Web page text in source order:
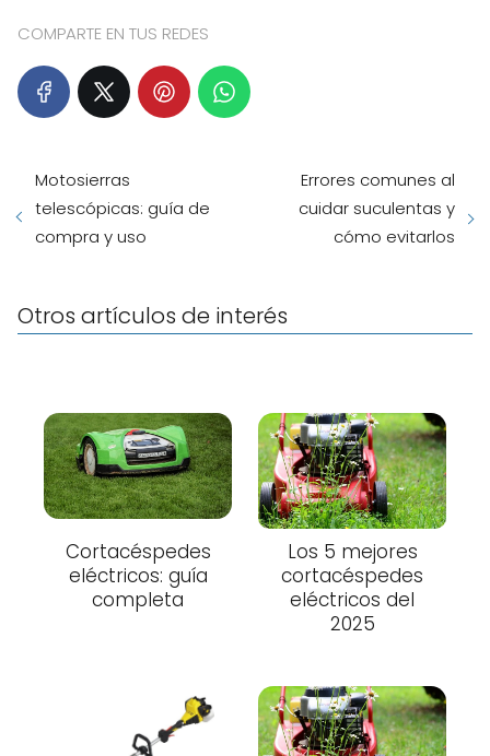
COMPARTE EN TUS REDES
Motosierras
telescópicas: guía de
compra y uso
Errores comunes al
cuidar suculentas y
cómo evitarlos
Otros artículos de interés
Cortacéspedes
eléctricos: guía
completa
Los 5 mejores
cortacéspedes
eléctricos del
2025